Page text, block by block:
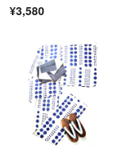
¥3,580